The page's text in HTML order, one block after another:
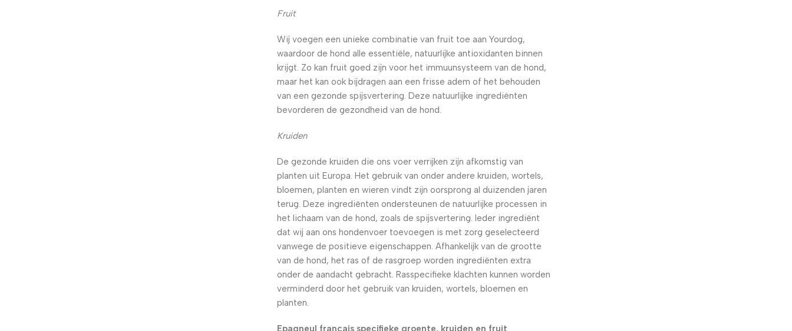
Fruit
Wij voegen een unieke combinatie van fruit toe aan Yourdog,
waardoor de hond alle essentiële, natuurlijke antioxidanten binnen
krijgt. Zo kan fruit goed zijn voor het immuunsysteem van de hond,
maar het kan ook bijdragen aan een frisse adem of het behouden
van een gezonde spijsvertering. Deze natuurlijke ingrediënten
bevorderen de gezondheid van de hond.
Kruiden
De gezonde kruiden die ons voer verrijken zijn afkomstig van
planten uit Europa. Het gebruik van onder andere kruiden, wortels,
bloemen, planten en wieren vindt zijn oorsprong al duizenden jaren
terug. Deze ingrediënten ondersteunen de natuurlijke processen in
het lichaam van de hond, zoals de spijsvertering. Ieder ingrediënt
dat wij aan ons hondenvoer toevoegen is met zorg geselecteerd
vanwege de positieve eigenschappen. Afhankelijk van de grootte
van de hond, het ras of de rasgroep worden ingrediënten extra
onder de aandacht gebracht. Rasspecifieke klachten kunnen worden
verminderd door het gebruik van kruiden, wortels, bloemen en
planten.
Epagneul français specifieke groente, kruiden en fruit